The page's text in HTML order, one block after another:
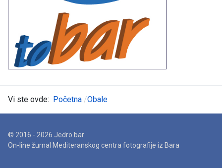
Vi ste ovde: Početna Obale
© 2016 - 2026 Jedro.bar
On-line žurnal Mediteranskog centra fotografije iz Bara